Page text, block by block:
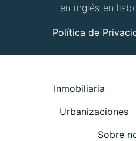
en inglés en
Política de
Inmobiliaria
Urbanizaciones
Sobre